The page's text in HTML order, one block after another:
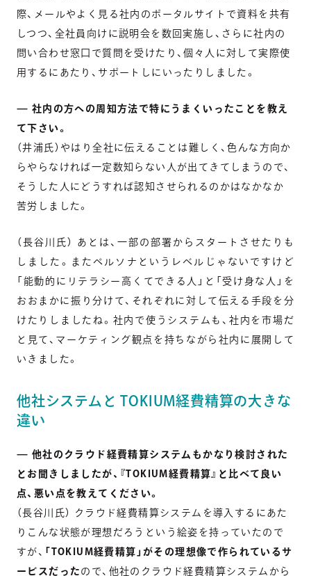
際、メールやよく見る社内のポータルサイトで資料を共有
しつつ、全社員向けに説明会を数回実施し、さらに社内の
問い合わせ窓口で質問を受けたり、個々人に対して実際使
用するにあたり、サポートしにいったりしました。
— 社内の方への周知方法で特にうまくいったことを教え
て下さい。
（井浦氏）やはり全社に伝えることは難しく、色んな方向か
らやらなければ一定数知らない人が出てきてしまうので、
そうした人にどうすれば認知させられるのかはなかなか
苦労しました。
（長谷川氏） あとは、一部の部署からスタートさせたりも
しました。またペルソナというレベルじゃないですけど
「能動的にリテラシー高くてできる人」と「受け身な人」を
おおまかに振り分けて、それぞれに対して伝える手段を分
けたりしましたね。社内で使うシステムも、社内を市場だ
と見て、マーケティング観点を持ちながら社内に展開して
いきました。
他社システムと TOKIUM経費精算の大きな
違い
— 他社のクラウド経費精算システムもかなり検討された
とお聞きしましたが、『TOKIUM経費精算』と比べて良い
点、悪い点を教えてください。
（長谷川氏） クラウド経費精算システムを導入するにあた
りこんな状態が理想だろうという絵姿を持っていたので
すが、 「TOKIUM経費精算」がその理想像で作られているサ
ービスだった ので、他社のクラウド経費精算システムから